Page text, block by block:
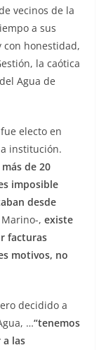
vecinos de la
a sus
con honestidad,
la caótica
Agua de
electo en
institución.
de 20
imposible
desde
, existe
facturas
motivos, no
decidido a
…“tenemos
a las